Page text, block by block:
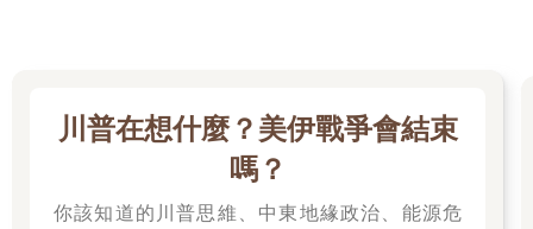
動量，並熟悉飼主的哨音指令；另一方面，萬一鸚鵡真的飛走，
基礎訓練也能幫助鸚鵡辨識主人的位置，哨子一吹，鸚鵡就會回
到飼主身邊。這可是非常重要的「保護型訓練」！
一般的訓練也是如此。我們可以在餵食鸚鵡時，使用「哨音」來
加強反射行為，每次餵食都吹響哨子，並呼叫鳥寶的名字，例
川普在想什麼？美伊戰爭會結束
嗎？
你該知道的川普思維、中東地緣政治、能源危